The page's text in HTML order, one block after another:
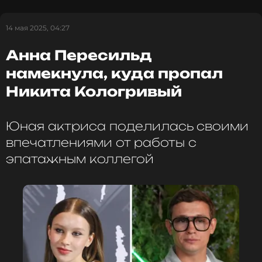
14 мая 2025, 04:27
Анна Пересильд
намекнула, куда пропал
Никита Кологривый
Юная актриса поделилась своими
впечатлениями от работы с
эпатажным коллегой